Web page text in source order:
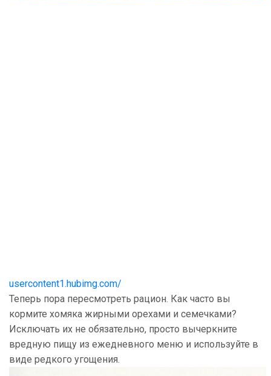
usercontent1.hubimg.com/
Теперь пора пересмотреть рацион. Как часто вы
кормите хомяка жирными орехами и семечками?
Исключать их не обязательно, просто вычеркните
вредную пищу из ежедневного меню и используйте в
виде редкого угощения.